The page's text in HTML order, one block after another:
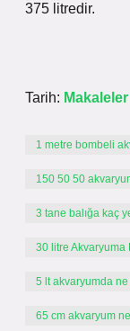
375 litredir.
Tarih: Makaleler
1 metre bombeli
150 50 50
3 tane balığa kaç
30 litre Akvaryuma
5 lt akvaryumda
65 cm akvaryum